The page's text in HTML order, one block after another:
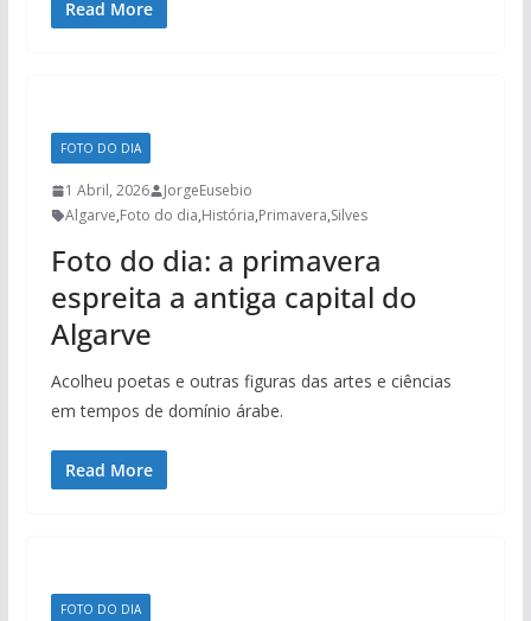
Read More
FOTO DO DIA
1 Abril, 2026
JorgeEusebio
Algarve,Foto do dia,História,Primavera,Silves
Foto do dia: a primavera
espreita a antiga capital do
Algarve
Acolheu poetas e outras figuras das artes e ciências
em tempos de domínio árabe.
Read More
FOTO DO DIA